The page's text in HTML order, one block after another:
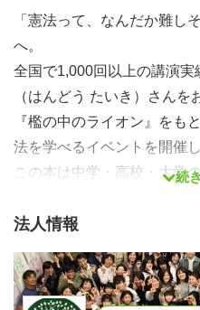
「憲法って、なんだか難し
へ。
全国で1,000回以上の講演
（はんどう たいき）さん
『檻の中のライオン』をも
法を学べるイベントを開催し
この本は中学・高校・大学
10代から大人まで、どの世
〈講師プロフィール〉
続
法人情報